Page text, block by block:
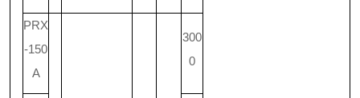
PRX
-150
A
300
0